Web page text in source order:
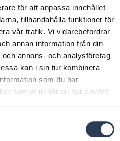
för att anpassa innehållet
tillhandahålla funktioner för
vår trafik. Vi vidarebefordrar
annan information från din
annons- och analysföretag
kan i sin tur kombinera
som du har
samlat in när du har använt
Bygg och
fastigheter
transformation